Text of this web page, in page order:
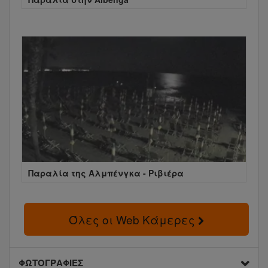
Παραλία της Αλμπένγκα - Ριβιέρα
Όλες οι Web Κάμερες
ΦΩΤΟΓΡΑΦΙΕΣ